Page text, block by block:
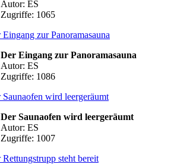
Autor: ES
Zugriffe: 1065
Der Eingang zur Panoramasauna
Autor: ES
Zugriffe: 1086
Der Saunaofen wird leergeräumt
Autor: ES
Zugriffe: 1007